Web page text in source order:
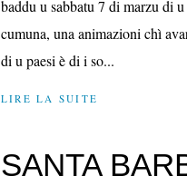
baddu u sabbatu 7 di marzu di
cumuna, una animazioni chì
di u paesi è di i so...
LIRE LA SUITE
SANTA